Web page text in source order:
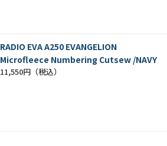
RADIO EVA A250 EVANGELION
Microfleece Numbering Cutsew /NAVY
11,550円